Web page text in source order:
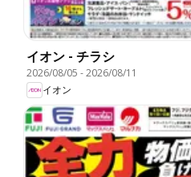
イオン - チラシ
2026/08/05 -2026/08/11
イオン